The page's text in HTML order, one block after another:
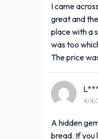
I came
great and
place with a
was too
The price
4/4/
A hidden
bread. If you